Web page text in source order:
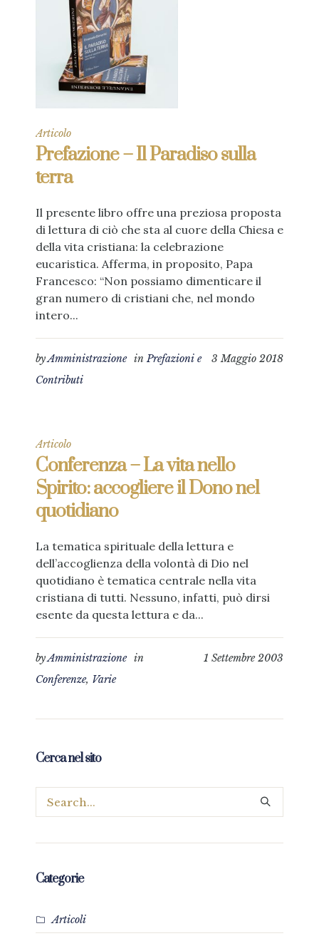
Articolo
Prefazione – Il Paradiso sulla
terra
Il presente libro offre una preziosa proposta
di lettura di ciò che sta al cuore della Chiesa e
della vita cristiana: la celebrazione
eucaristica. Afferma, in proposito, Papa
Francesco: “Non possiamo dimenticare il
gran numero di cristiani che, nel mondo
intero...
3 Maggio 2018
byAmministrazione inPrefazioni e
Contributi
Articolo
Conferenza – La vita nello
Spirito: accogliere il Dono nel
quotidiano
La tematica spirituale della lettura e
dell’accoglienza della volontà di Dio nel
quotidiano è tematica centrale nella vita
cristiana di tutti. Nessuno, infatti, può dirsi
esente da questa lettura e da...
1 Settembre 2003
byAmministrazione in
Conferenze, Varie
Cerca nel sito
Categorie
Articoli